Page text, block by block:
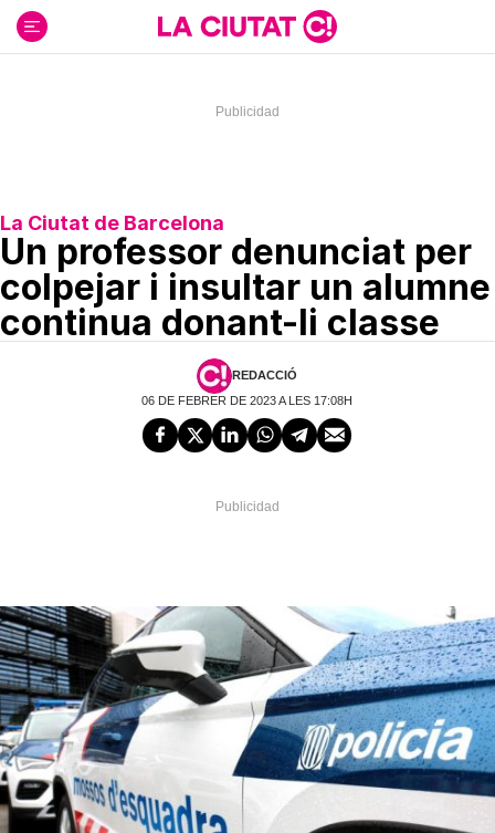
contenido
La Ciutat de Barcelona
Un professor denunciat per
colpejar i insultar un alumne
continua donant-li classe
REDACCIÓ
06 DE FEBRER DE 2023 A LES 17:08H